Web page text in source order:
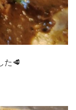
た🥩